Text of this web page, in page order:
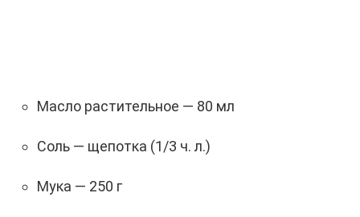
Масло растительное — 80 мл
Соль — щепотка (1/3 ч. л.)
Мука — 250 г